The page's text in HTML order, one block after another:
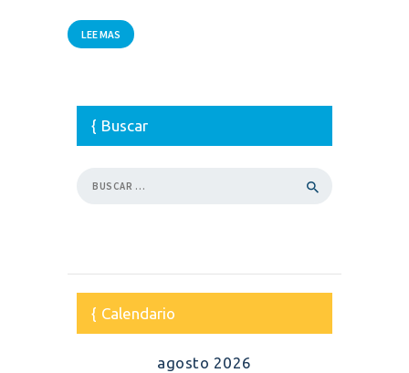
LEE MAS
Buscar
Calendario
agosto 2026